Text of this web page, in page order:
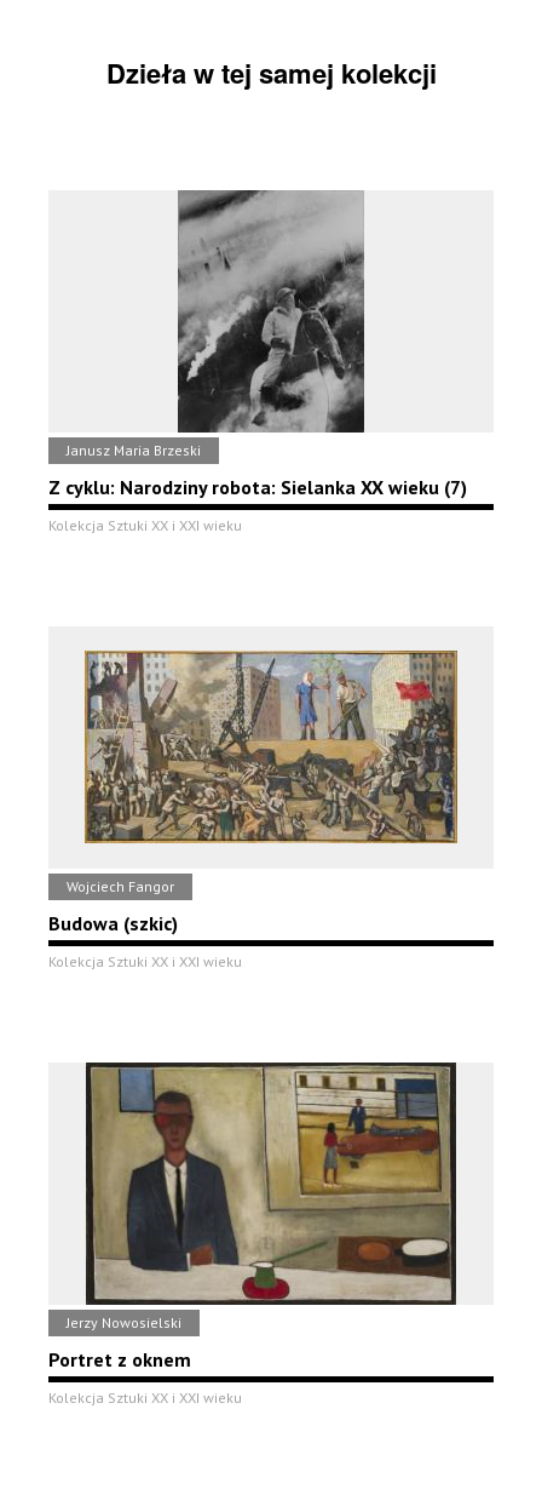
Dzieła w tej samej kolekcji
Janusz Maria Brzeski
Z cyklu: Narodziny robota: Sielanka XX wieku (7)
Kolekcja Sztuki XX i XXI wieku
Wojciech Fangor
Budowa (szkic)
Kolekcja Sztuki XX i XXI wieku
Jerzy Nowosielski
Portret z oknem
Kolekcja Sztuki XX i XXI wieku